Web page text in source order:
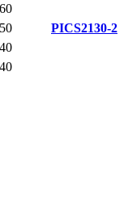
PICS2130-2
60
50
40
40